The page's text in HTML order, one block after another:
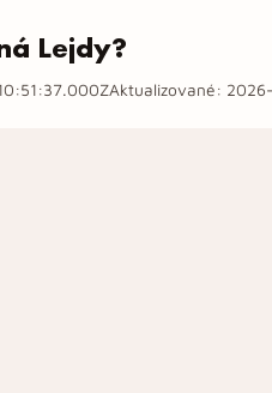
Lejdy?
Aktualizované: